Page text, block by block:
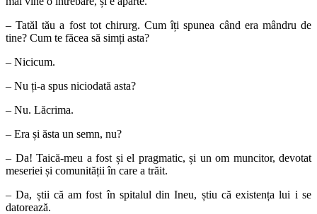
– Tatăl tău a fost tot chirurg. Cum îți spunea când era mândru de
tine? Cum te făcea să simți asta?
– Nicicum.
– Nu ți-a spus niciodată asta?
– Nu. Lăcrima.
– Era și ăsta un semn, nu?
– Da! Taică-meu a fost și el pragmatic, și un om muncitor, devotat
meseriei și comunității în care a trăit.
– Da, știi că am fost în spitalul din Ineu, știu că existența lui i se
datorează.